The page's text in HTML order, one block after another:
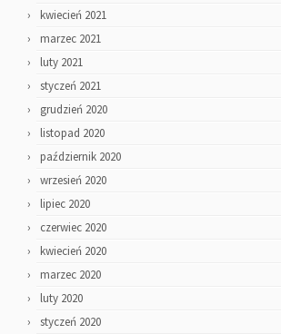
kwiecień 2021
marzec 2021
luty 2021
styczeń 2021
grudzień 2020
listopad 2020
październik 2020
wrzesień 2020
lipiec 2020
czerwiec 2020
kwiecień 2020
marzec 2020
luty 2020
styczeń 2020